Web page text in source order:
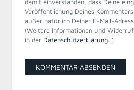
damit einverstanden, dass Deine
Veröffentlichung Deines
außer natürlich Deiner E-Mail-
(Weitere Informationen und
in der Datenschutzerklärung. *